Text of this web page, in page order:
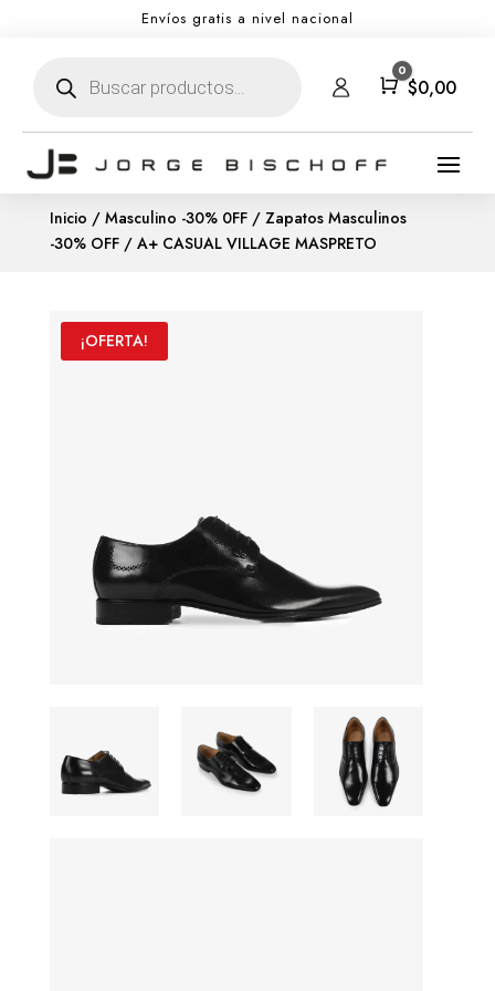
Envíos gratis a nivel nacional
productos Carro
0
$0,00
Inicio / Masculino -30% 0FF/ Zapatos Masculinos
-30% OFF/ A+ CASUAL VILLAGE MASPRETO
¡OFERTA!